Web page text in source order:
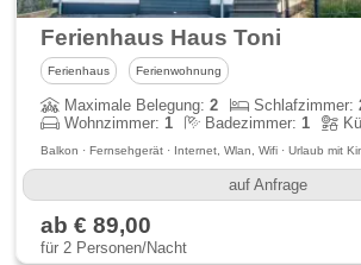
Ferienhaus Haus Toni
Ferienhaus Ferienwohnung
Maximale Belegung:2 Schlafzimmer:
Wohnzimmer:1 Badezimmer:1
Balkon · Fernsehgerät · Internet, Wlan, Wifi · Urlaub mit
auf Anfrage
ab € 89,00
für 2 Personen/Nacht